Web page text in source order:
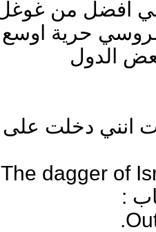
حرية اوسع
الدول
رقم 23, لعلمت انني دخلت على
The dagger of
: